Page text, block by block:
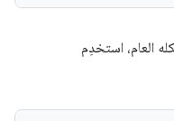
العام، استخدِم